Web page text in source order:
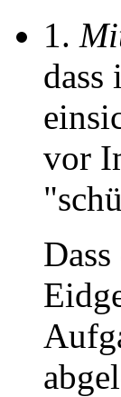
1.
dass
vor